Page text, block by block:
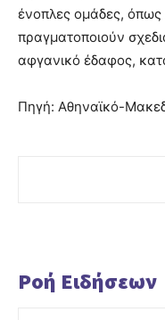
ένοπλες ομάδες, όπως
πραγματοποιούν
αφγανικό έδαφος,
Πηγή: Αθηναϊκό-
Ροή Ειδήσεων